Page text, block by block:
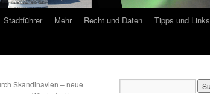
Stadtführer Mehr Recht und Daten
Tipps und Links
Skandinavien – neue